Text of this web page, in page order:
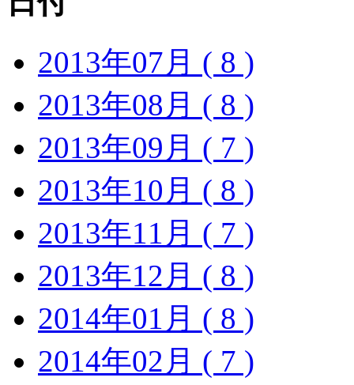
2013年07月 ( 8 )
2013年08月 ( 8 )
2013年09月 ( 7 )
2013年10月 ( 8 )
2013年11月 ( 7 )
2013年12月 ( 8 )
2014年01月 ( 8 )
2014年02月 ( 7 )